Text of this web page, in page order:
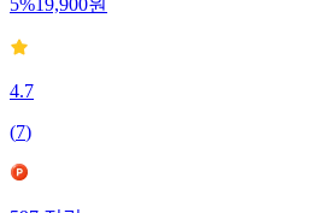
5%19,900원
4.7
(7)